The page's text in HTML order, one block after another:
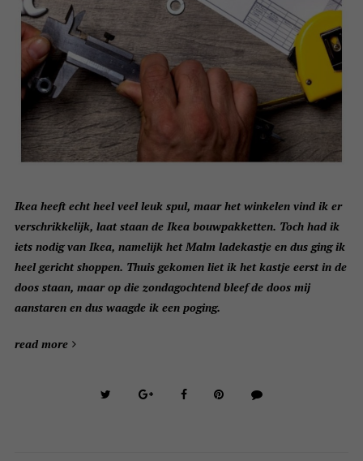
Ikea heeft echt heel veel leuk spul, maar het winkelen vind ik er
verschrikkelijk, laat staan de Ikea bouwpakketten. Toch had ik
iets nodig van Ikea, namelijk het Malm ladekastje en dus ging ik
heel gericht shoppen. Thuis gekomen liet ik het kastje eerst in de
doos staan, maar op die zondagochtend bleef de doos mij
aanstaren en dus waagde ik een poging.
read more